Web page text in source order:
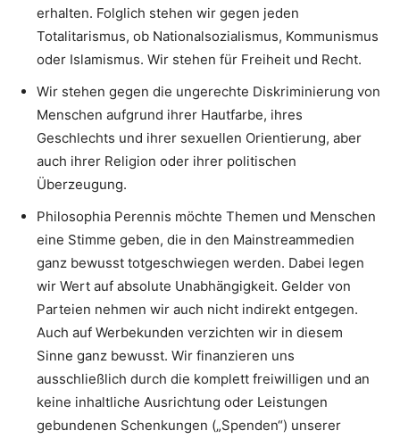
erhalten. Folglich stehen wir gegen jeden
Totalitarismus, ob Nationalsozialismus, Kommunismus
oder Islamismus. Wir stehen für Freiheit und Recht.
Wir stehen gegen die ungerechte Diskriminierung von
Menschen aufgrund ihrer Hautfarbe, ihres
Geschlechts und ihrer sexuellen Orientierung, aber
auch ihrer Religion oder ihrer politischen
Überzeugung.
Philosophia Perennis möchte Themen und Menschen
eine Stimme geben, die in den Mainstreammedien
ganz bewusst totgeschwiegen werden. Dabei legen
wir Wert auf absolute Unabhängigkeit. Gelder von
Parteien nehmen wir auch nicht indirekt entgegen.
Auch auf Werbekunden verzichten wir in diesem
Sinne ganz bewusst. Wir finanzieren uns
ausschließlich durch die komplett freiwilligen und an
keine inhaltliche Ausrichtung oder Leistungen
gebundenen Schenkungen („Spenden“) unserer